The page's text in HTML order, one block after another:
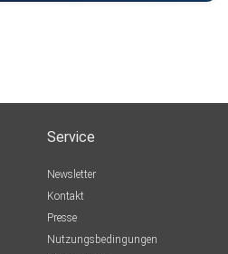
Service
Newsletter
Kontakt
Presse
Nutzungsbedingungen